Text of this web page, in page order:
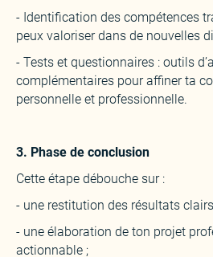
- Identification des compétences
peux valoriser dans de nouvelles
- Tests et questionnaires : outils
complémentaires pour affiner ta
personnelle et professionnelle.
‍3. Phase de conclusion
‍Cette étape débouche sur :
- une restitution des résultats
- une élaboration de ton projet
actionnable ;